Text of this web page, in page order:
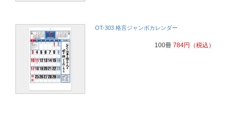
OT-303 格言ジャンボカレンダー
100冊 784円 （税込）